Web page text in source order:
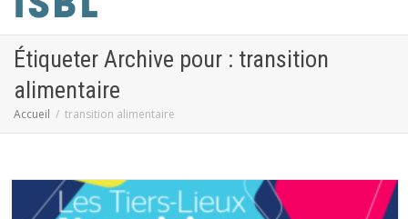
Étiqueter Archive pour : transition
alimentaire
Accueil transition alimentaire